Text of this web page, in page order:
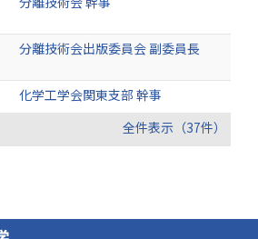
分離技術会出版委員会 副委員長
化学工学会関東支部 幹事
全件表示（37件）